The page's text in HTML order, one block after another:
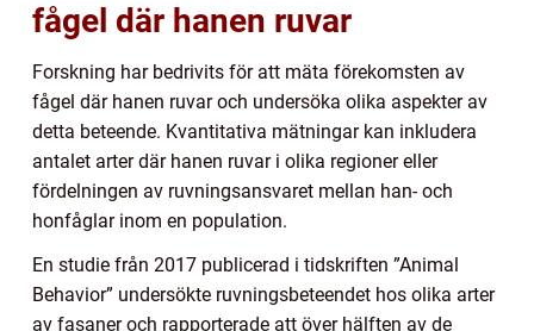
fågel där hanen ruvar
Forskning har bedrivits för att mäta förekomsten av
fågel där hanen ruvar och undersöka olika aspekter av
detta beteende. Kvantitativa mätningar kan inkludera
antalet arter där hanen ruvar i olika regioner eller
fördelningen av ruvningsansvaret mellan han- och
honfåglar inom en population.
En studie från 2017 publicerad i tidskriften ”Animal
Behavior” undersökte ruvningsbeteendet hos olika arter
av fasaner och rapporterade att över hälften av de